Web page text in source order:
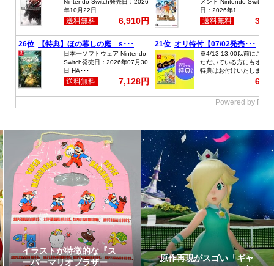
イラストが特徴的な『ス
ーパーマリオブラザー
原作再現がスゴい「ギャ